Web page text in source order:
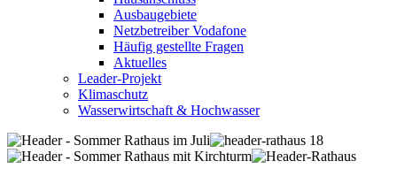
Ausbaugebiete
Netzbetreiber Vodafone
Häufig gestellte Fragen
Aktuelles
Leader-Projekt
Klimaschutz
Wasserwirtschaft & Hochwasser